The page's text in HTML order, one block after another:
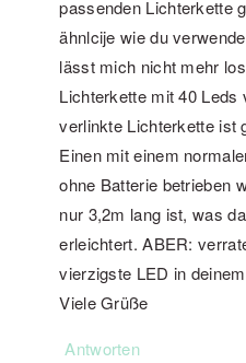
passenden Lichterkette
ähnlcije wie du
lässt mich nicht mehr
Lichterkette mit 40 Leds
verlinkte Lichterkette ist
Einen mit einem
ohne Batterie betrieben
nur 3,2m lang ist, was
erleichtert. ABER:
vierzigste LED in
Viele Grüße
Antworten